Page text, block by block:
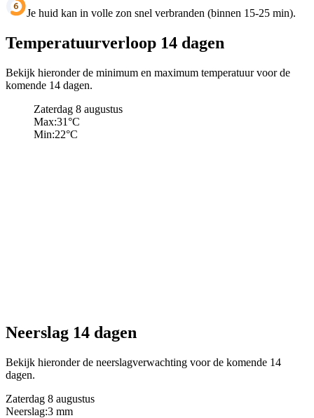
Je huid kan in volle zon snel verbranden (binnen 15-25 min).
Temperatuurverloop 14 dagen
Bekijk hieronder de minimum en maximum temperatuur voor de
komende 14 dagen.
Zaterdag 8 augustus
Max:31°C
Min:22°C
Neerslag 14 dagen
Bekijk hieronder de neerslagverwachting voor de komende 14
dagen.
Zaterdag 8 augustus
Neerslag:3 mm